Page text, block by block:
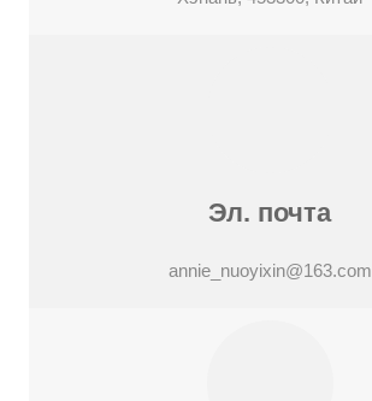
Эл. почта
annie_nuoyixin@163.com